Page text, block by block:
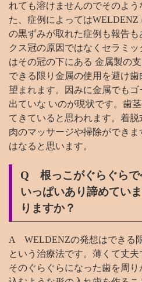
れても溶けませんのでそのよう
た、症例によっては
の黒ずみが取れた症例も報告
クス冠の原因ではなくセラミ
はその冠の下にある 金属製の
できる限り金属の使用を避け
望まれます。因みに金属でも
出ていな いのが現状です。歯
てきていると思われます。着
肉のマッサージや掃除ができ
はなると思います。
Q 根っこがぐらぐらで
いっぱいあり諦めてい
りますか？
A WELDENZの発想はできる
という治療法です。薄くて丈夫
そのぐらぐらになった歯を周